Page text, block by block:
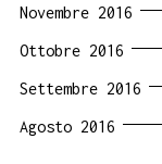
Novembre 2016
Ottobre 2016
Settembre 2016
Agosto 2016